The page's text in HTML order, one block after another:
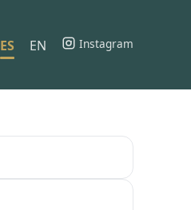
ES EN Instagram